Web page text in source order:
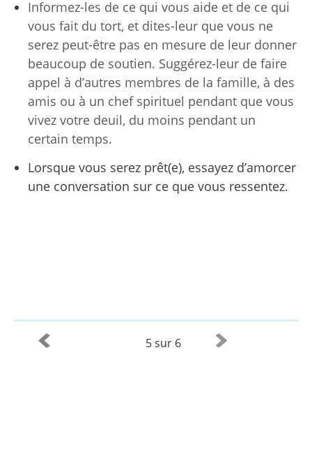
Informez-les de ce qui vous aide et de ce qui
vous fait du tort, et dites-leur que vous ne
serez peut-être pas en mesure de leur donner
beaucoup de soutien. Suggérez-leur de faire
appel à d’autres membres de la famille, à des
amis ou à un chef spirituel pendant que vous
vivez votre deuil, du moins pendant un
certain temps.
Lorsque vous serez prêt(e), essayez d’amorcer
une conversation sur ce que vous ressentez.
5 sur 6